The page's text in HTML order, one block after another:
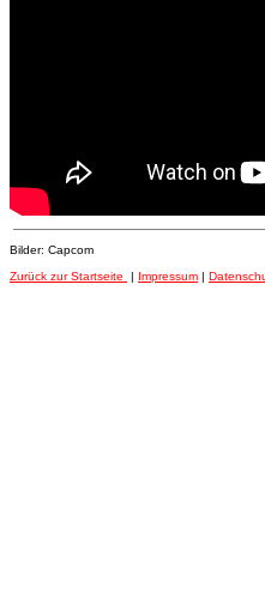
Bilder: Capcom
Zurück zur Startseite
| Impressum |